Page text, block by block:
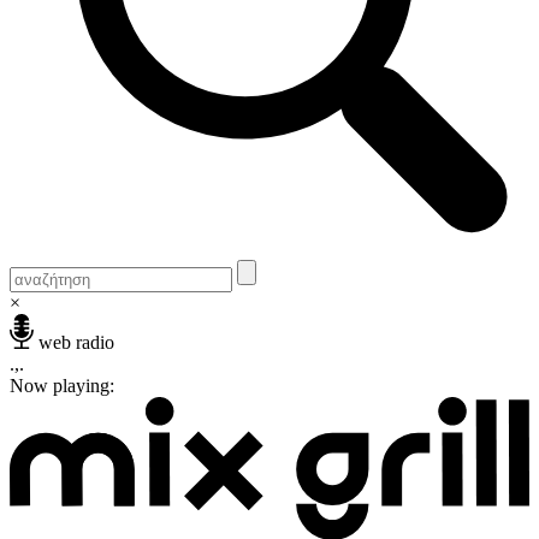
×
web radio
.,.
Now playing: